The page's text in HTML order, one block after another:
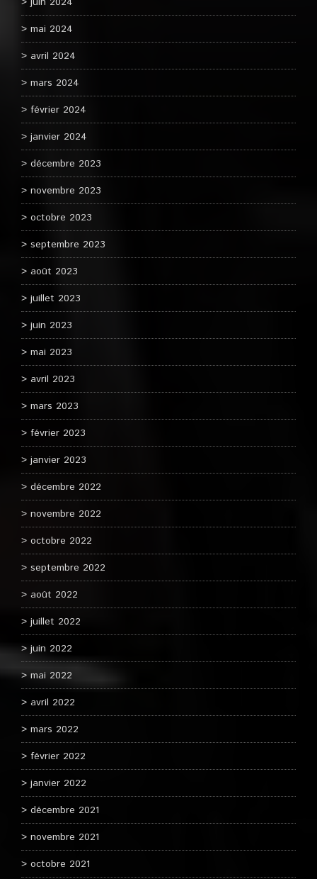
mai 2024
avril 2024
mars 2024
février 2024
janvier 2024
décembre 2023
novembre 2023
octobre 2023
septembre 2023
août 2023
juillet 2023
juin 2023
mai 2023
avril 2023
mars 2023
février 2023
janvier 2023
décembre 2022
novembre 2022
octobre 2022
septembre 2022
août 2022
juillet 2022
juin 2022
mai 2022
avril 2022
mars 2022
février 2022
janvier 2022
décembre 2021
novembre 2021
octobre 2021